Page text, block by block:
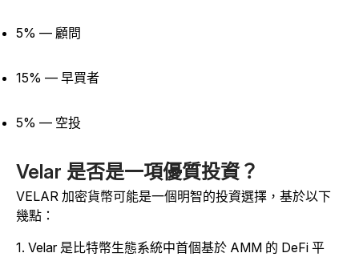
5% — 顧問
15% — 早買者
5% — 空投
Velar 是否是一項優質投資？
VELAR 加密貨幣可能是一個明智的投資選擇，基於以下
幾點：
1. Velar 是比特幣生態系統中首個基於 AMM 的 DeFi 平